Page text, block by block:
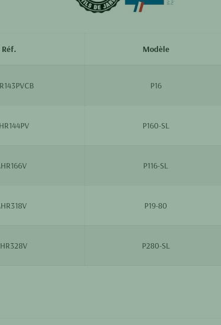
Réf. Modèle
P16
P160-SL
P116-SL
P19-80
P280-SL